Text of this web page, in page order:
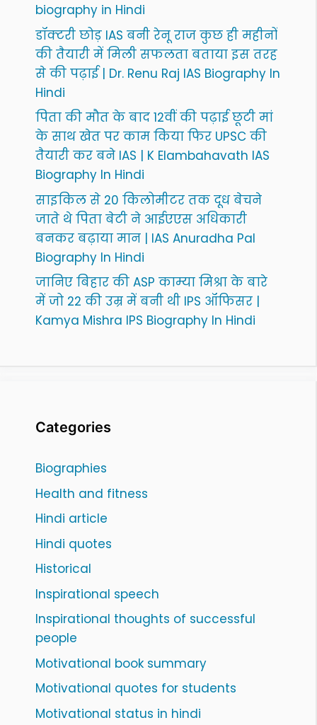
biography in Hindi
डॉक्टरी छोड़ IAS बनी रेनू राज कुछ ही महीनों
की तैयारी में मिली सफलता बताया इस तरह
से की पढ़ाई | Dr. Renu Raj IAS Biography In
Hindi
पिता की मौत के बाद 12वीं की पढ़ाई छूटी मां
के साथ खेत पर काम किया फिर UPSC की
तैयारी कर बने IAS | K Elambahavath IAS
Biography In Hindi
साइकिल से 20 किलोमीटर तक दूध बेचने
जाते थे पिता बेटी ने आईएएस अधिकारी
बनकर बढ़ाया मान | IAS Anuradha Pal
Biography In Hindi
जानिए बिहार की ASP काम्या मिश्रा के बारे
में जो 22 की उम्र में बनी थी IPS ऑफिसर |
Kamya Mishra IPS Biography In Hindi
Categories
Biographies
Health and fitness
Hindi article
Hindi quotes
Historical
Inspirational speech
Inspirational thoughts of successful
people
Motivational book summary
Motivational quotes for students
Motivational status in hindi